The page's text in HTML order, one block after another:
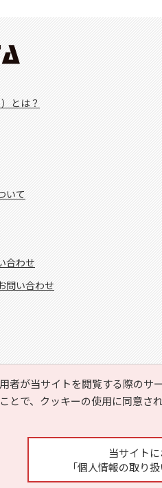
者が当サイトを閲覧する際の
とで、クッキーの使用に同意さ
当サイト
「個人情報の取り
とは？
いて
合わせ
問い合わせ